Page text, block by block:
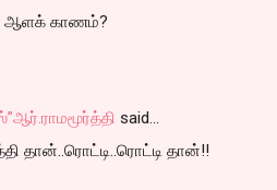
ஆளக் காணம்?
said…
தான்..ரொட்டி..ரொட்டி தான்!!